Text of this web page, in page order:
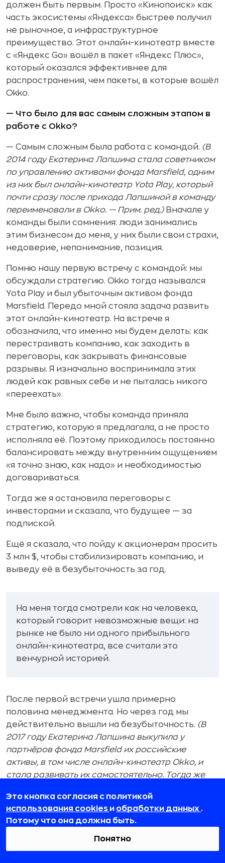
должен быть первым. Просто «Кинопоиск» как
часть экосистемы «Яндекса» быстрее получил
не рыночное, а инфраструктурное
преимущество. Этот онлайн-кинотеатр вместе
с «Яндекс Go» вошёл в пакет «Яндекс Плюс»,
который оказался эффективнее для
распространения, чем пакеты, в которые вошёл
Оkko.
— Что было для вас самым сложным этапом в
работе с Okko?
— Самым сложным была работа с командой. (В
2014 году Екатерина Лапшина стала советником
по управлению активами фонда Marsfield, одним
из них был онлайн-кинотеатр Yota Play, который
почти сразу после прихода Лапшиной в команду
переименовали в Okko. — Прим. ред.)Вначале у
команды были сомнения: люди занимались
этим бизнесом до меня, у них были свои страхи,
недоверие, непонимание, позиция.
Помню нашу первую встречу с командой: мы
обсуждали стратегию. Okko тогда назывался
Yota Play и был убыточным активом фонда
Marsfield. Передо мной стояла задача развить
этот онлайн-кинотеатр. На встрече я
обозначила, что именно мы будем делать: как
перестраивать компанию, как заходить в
переговоры, как закрывать финансовые
разрывы. Я изначально воспринимала этих
людей как равных себе и не пыталась никого
«переехать».
Мне было важно, чтобы команда приняла
стратегию, которую я предлагала, а не просто
исполняла её. Поэтому приходилось постоянно
балансировать между внутренним ощущением
«я точно знаю, как надо» и необходимостью
договариваться.
Тогда же я остановила переговоры с
инвесторами и сказала, что будущее — за
подпиской.
Ещё я сказала, что пойду к акционерам просить
3 млн $, чтобы стабилизировать компанию, и
выведу её в безубыточность за год.
На меня тогда смотрели как на человека,
который говорит невозможные вещи: на
рынке не было ни одного прибыльного
онлайн-кинотеатра, все считали это
венчурной историей.
После первой встречи ушла примерно
половина менеджмента. Но через год мы
действительно вышли на безубыточность. (В
2017 году Екатерина Лапшина выкупила у
партнёров фонда Marsfield их российские
активы, в том числе онлайн-кинотеатр Okko, и
стала развивать их самостоятельно. Тогда же
ERA Capital. В 2018 году Okko вошёл в Rambler
Group, а Лапшина взамен получила долю в этой
компании и продолжила управлять Okko. В 2020
году «Cбер» выкупил Rambler Group, так Okko
вошёл в экосистему «Сбера». — Прим. ред.)
Это кнопка согласия с политикой
использования cookies и обработки данных .
Потому что она должна быть.
Понятно